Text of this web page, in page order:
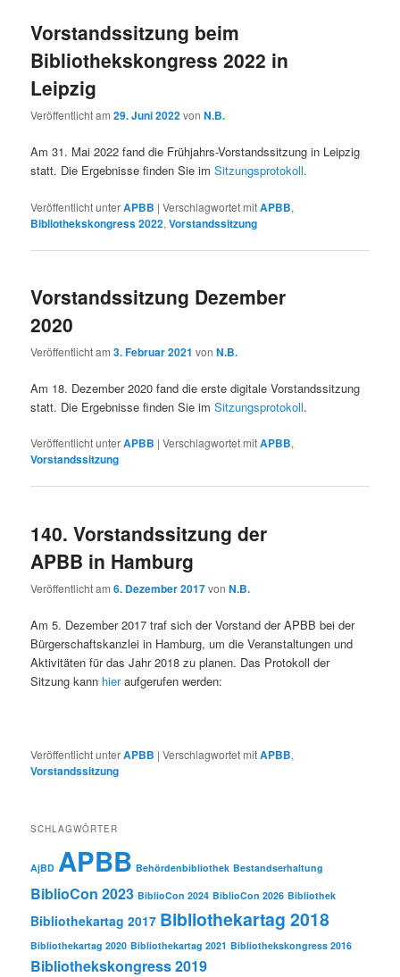
Vorstandssitzung beim
Bibliothekskongress 2022 in
Leipzig
Veröffentlicht am29. Juni 2022vonN.B.
Am 31. Mai 2022 fand die Frühjahrs-Vorstandssitzung in Leipzig
statt. Die Ergebnisse finden Sie imSitzungsprotokoll.
Veröffentlicht unterAPBB |Verschlagwortet mitAPBB,
Bibliothekskongress 2022,Vorstandssitzung
Vorstandssitzung Dezember
2020
Veröffentlicht am3. Februar 2021 vonN.B.
Am 18. Dezember 2020 fand die erste digitale Vorstandssitzung
statt. Die Ergebnisse finden Sie imSitzungsprotokoll.
Veröffentlicht unterAPBB |Verschlagwortet mitAPBB,
Vorstandssitzung
140. Vorstandssitzung der
APBB in Hamburg
Veröffentlicht am6. Dezember 2017vonN.B.
Am 5. Dezember 2017 traf sich der Vorstand der APBB bei der
Bürgerschaftskanzlei in Hamburg, um die Veranstaltungen und
Aktivitäten für das Jahr 2018 zu planen. Das Protokoll der
Sitzung kann hieraufgerufen werden:
Veröffentlicht unterAPBB |Verschlagwortet mitAPBB,
Vorstandssitzung
SCHLAGWÖRTER
AjBD APBB Behördenbibliothek Bestandserhaltung
BiblioCon 2023 BiblioCon 2024 BiblioCon 2026 Bibliothek
Bibliothekartag 2017 Bibliothekartag 2018
Bibliothekartag 2020 Bibliothekartag 2021 Bibliothekskongress 2016
Bibliothekskongress 2019